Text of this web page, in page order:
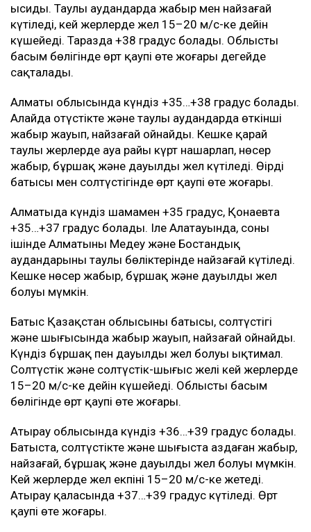
ысиды. Таулы аудандарда жаңбыр мен найзағай
күтіледі, кей жерлерде жел 15–20 м/с-ке дейін
күшейеді. Таразда +38 градус болады. Облыстың
басым бөлігінде өрт қаупі өте жоғары деңгейде
сақталады.
Алматы облысында күндіз +35…+38 градус болады.
Алайда оңтүстікте және таулы аудандарда өткінші
жаңбыр жауып, найзағай ойнайды. Кешке қарай
таулы жерлерде ауа райы күрт нашарлап, нөсер
жаңбыр, бұршақ және дауылды жел күтіледі. Өңірдің
батысы мен солтүстігінде өрт қаупі өте жоғары.
Алматыда күндіз шамамен +35 градус, Қонаевта
+35…+37 градус болады. Іле Алатауында, соның
ішінде Алматының Медеу және Бостандық
аудандарының таулы бөліктерінде найзағай күтіледі.
Кешке нөсер жаңбыр, бұршақ және дауылды жел
болуы мүмкін.
Батыс Қазақстан облысының батысы, солтүстігі
және шығысында жаңбыр жауып, найзағай ойнайды.
Күндіз бұршақ пен дауылды жел болуы ықтимал.
Солтүстік және солтүстік-шығыс желі кей жерлерде
15–20 м/с-ке дейін күшейеді. Облыстың басым
бөлігінде өрт қаупі өте жоғары.
Атырау облысында күндіз +36…+39 градус болады.
Батыста, солтүстікте және шығыста аздаған жаңбыр,
найзағай, бұршақ және дауылды жел болуы мүмкін.
Кей жерлерде жел екпіні 15–20 м/с-ке жетеді.
Атырау қаласында +37…+39 градус күтіледі. Өрт
қаупі өте жоғары.